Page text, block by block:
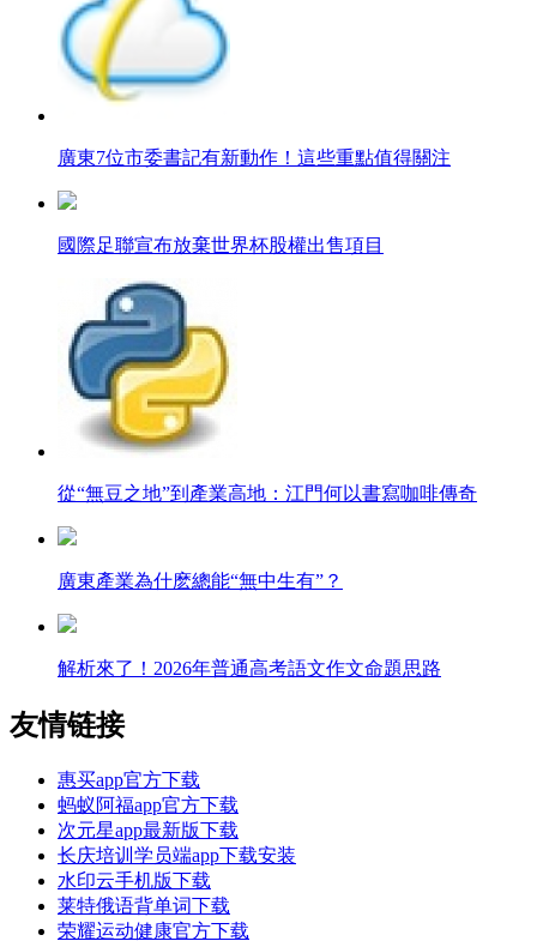
廣東7位市委書記有新動作！這些重點值得關注
國際足聯宣布放棄世界杯股權出售項目
從“無豆之地”到產業高地：江門何以書寫咖啡傳奇
廣東產業為什麽總能“無中生有”？
解析來了！2026年普通高考語文作文命題思路
友情链接
惠买app官方下载
蚂蚁阿福app官方下载
次元星app最新版下载
长庆培训学员端app下载安装
水印云手机版下载
莱特俄语背单词下载
荣耀运动健康官方下载